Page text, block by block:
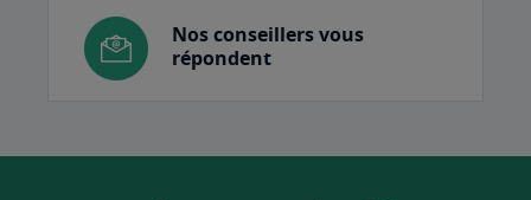
Nos conseillers vous
répondent